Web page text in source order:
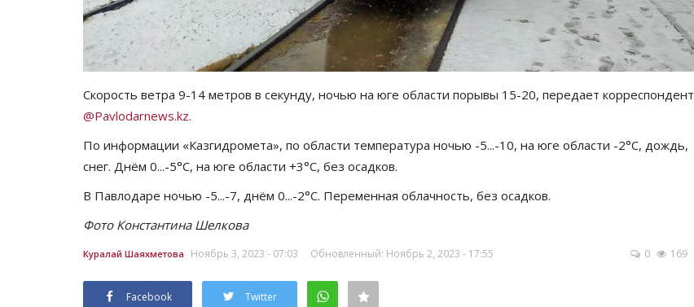
Скорость ветра 9-14 метров в секунду, ночью на юге области порывы 15-20, передает корреспондент
@Pavlodarnews.kz.
По информации «Казгидромета», по области температура ночью -5...-10, на юге области -2°C, дождь,
снег. Днём 0...-5°C, на юге области +3°C, без осадков.
В Павлодаре ночью -5...-7, днём 0...-2°C. Переменная облачность, без осадков.
Фото Константина Шелкова
Куралай Шаяхметова Ноябрь 3, 2023 - 07:03 Обновленный: Ноябрь 2, 2023 - 17:55 0 169
Facebook Twitter